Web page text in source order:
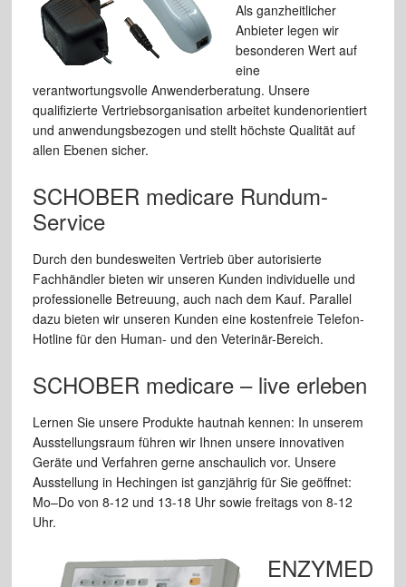
Als ganzheitlicher
Anbieter legen wir
besonderen Wert auf
eine
verantwortungsvolle Anwenderberatung. Unsere
qualifizierte Vertriebsorganisation arbeitet kundenorientiert
und anwendungsbezogen und stellt höchste Qualität auf
allen Ebenen sicher.
SCHOBER medicare Rundum-
Service
Durch den bundesweiten Vertrieb über autorisierte
Fachhändler bieten wir unseren Kunden individuelle und
professionelle Betreuung, auch nach dem Kauf. Parallel
dazu bieten wir unseren Kunden eine kostenfreie Telefon-
Hotline für den Human- und den Veterinär-Bereich.
SCHOBER medicare – live erleben
Lernen Sie unsere Produkte hautnah kennen: In unserem
Ausstellungsraum führen wir Ihnen unsere innovativen
Geräte und Verfahren gerne anschaulich vor. Unsere
Ausstellung in Hechingen ist ganzjährig für Sie geöffnet:
Mo–Do von 8-12 und 13-18 Uhr sowie freitags von 8-12
Uhr.
ENZYMED